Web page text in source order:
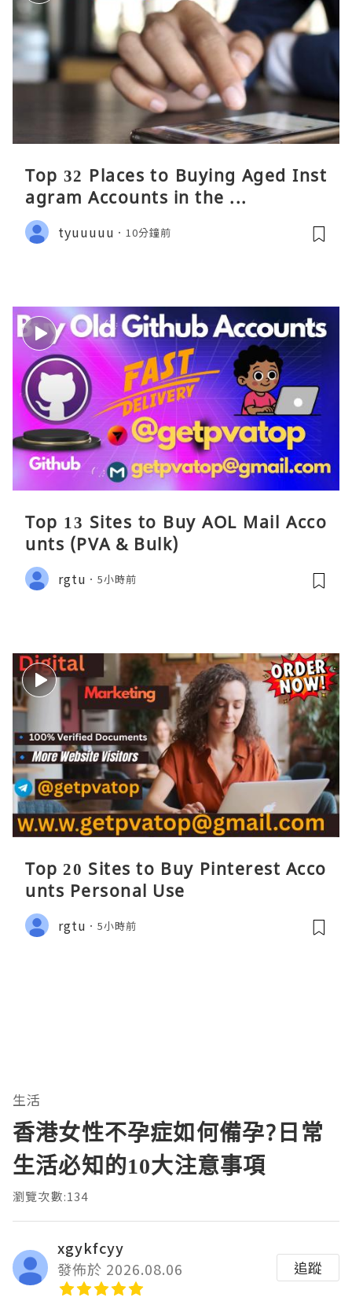
Top 32 Places to Buying Aged Inst
agram Accounts in the ...
tyuuuuu 10分鐘前
Top 13 Sites to Buy AOL Mail Acco
unts (PVA & Bulk)
rgtu 5小時前
Top 20 Sites to Buy Pinterest Acco
unts Personal Use
rgtu 5小時前
生活
香港女性不孕症如何備孕?日常
生活必知的10大注意事項
瀏覽次數:134
xgykfcyy
發佈於 2026.08.06
追蹤